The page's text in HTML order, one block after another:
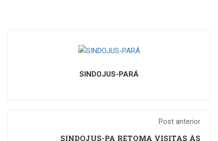
SINDOJUS-PARÁ
Post anterior
SINDOJUS-PA RETOMA VISITAS ÀS